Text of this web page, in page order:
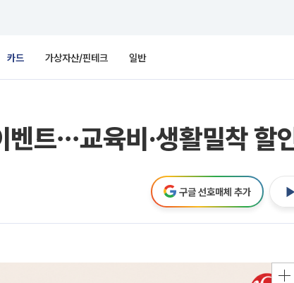
카드 가상자산/핀테크 일반
벤트⋯교육비·생활밀착 할
구글 선호매체 추가